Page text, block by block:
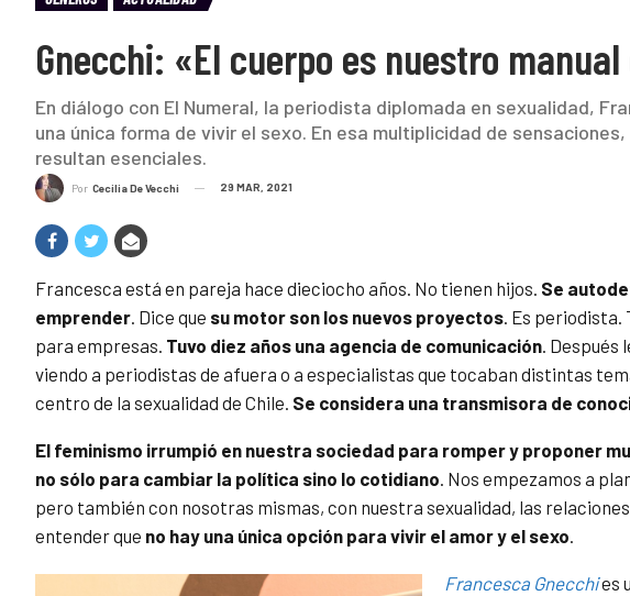
Gnecchi: «El cuerpo es nuestro manual
En diálogo con El Numeral, la periodista diplomada en sexualidad,
una única forma de vivir el sexo. En esa multiplicidad de
resultan esenciales.
Por Cecilia De Vecchi 29 MAR, 2021
Francesca está en pareja hace dieciocho años. No tienen hijos. Se
emprender. Dice que su motor son los nuevos proyectos. Es periodista.
para empresas. Tuvo diez años una agencia de comunicación. Después
viendo a periodistas de afuera o a especialistas que tocaban distintas
centro de la sexualidad de Chile. Se considera una transmisora de
El feminismo irrumpió en nuestra sociedad para romper y proponer
no sólo para cambiar la política sino lo cotidiano. Nos empezamos a
pero también con nosotras mismas, con nuestra sexualidad, las
entender que no hay una única opción para vivir el amor y el sexo.
Francesca Gnecchies